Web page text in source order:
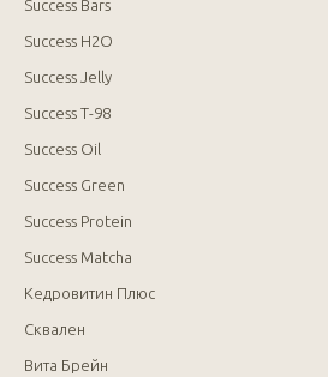
Success Bars
Success H2O
Success Jelly
Success T-98
Success Oil
Success Green
Success Protein
Success Matcha
Кедровитин Плюс
Сквален
Вита Брейн